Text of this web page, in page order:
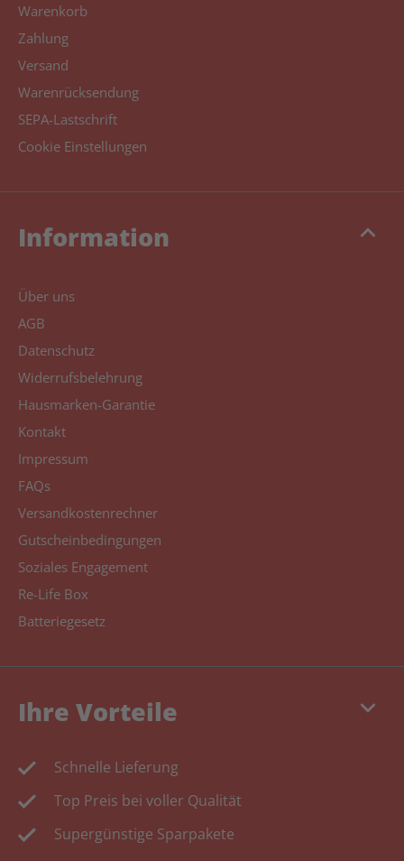
Warenkorb
Zahlung
Versand
Warenrücksendung
SEPA-Lastschrift
Cookie Einstellungen
keyboard_arrow_up
Information
Über uns
AGB
Datenschutz
Widerrufsbelehrung
Hausmarken-Garantie
Kontakt
Impressum
FAQs
Versandkostenrechner
Gutscheinbedingungen
Soziales Engagement
Re-Life Box
Batteriegesetz
keyboard_arrow_down
Ihre Vorteile
Schnelle Lieferung
Top Preis bei voller Qualität
Supergünstige Sparpakete